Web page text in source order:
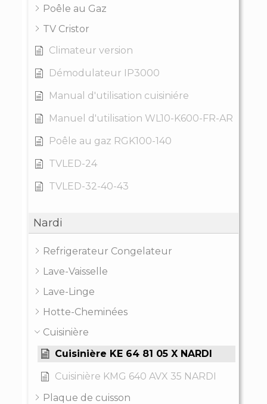
Poêle au Gaz
TV Cristor
Climateur version
Démodulateur IP3000
Manual d'utilisation cuisiniére
Manuel d'utilisation WL10-K600-FR-AR
Poêle au gaz RGK100-140
TVLED-24
TVLED-32-40-43
Nardi
Refrigerateur Congelateur
Lave-Vaisselle
Lave-Linge
Hotte-Cheminées
Cuisinière
Cuisinière KE 64 81 05 X NARDI
Cuisinière KMG 640 AVX 35 NARDI
Plaque de cuisson